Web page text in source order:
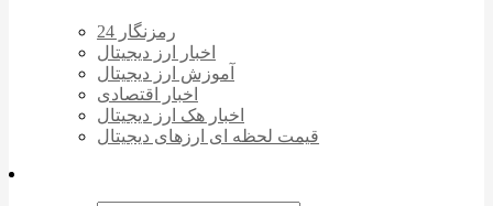
رمزنگار 24
اخبار ارز دیجیتال
آموزش ارز دیجیتال
اخبار اقتصادی
اخبار هک ارز دیجیتال
قیمت لحظه ای ارزهای دیجیتال